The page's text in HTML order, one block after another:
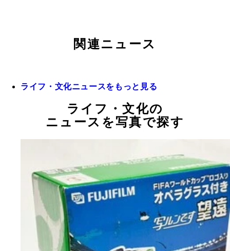
関連ニュース
ライフ・文化ニュースをもっと見る
ライフ・文化の
ニュースを写真で探す